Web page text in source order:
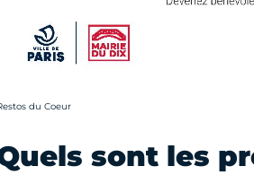
photo :
du Coeur
sont les